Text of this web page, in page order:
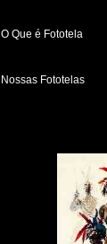
O Que é Fototela
Nossas Fototelas